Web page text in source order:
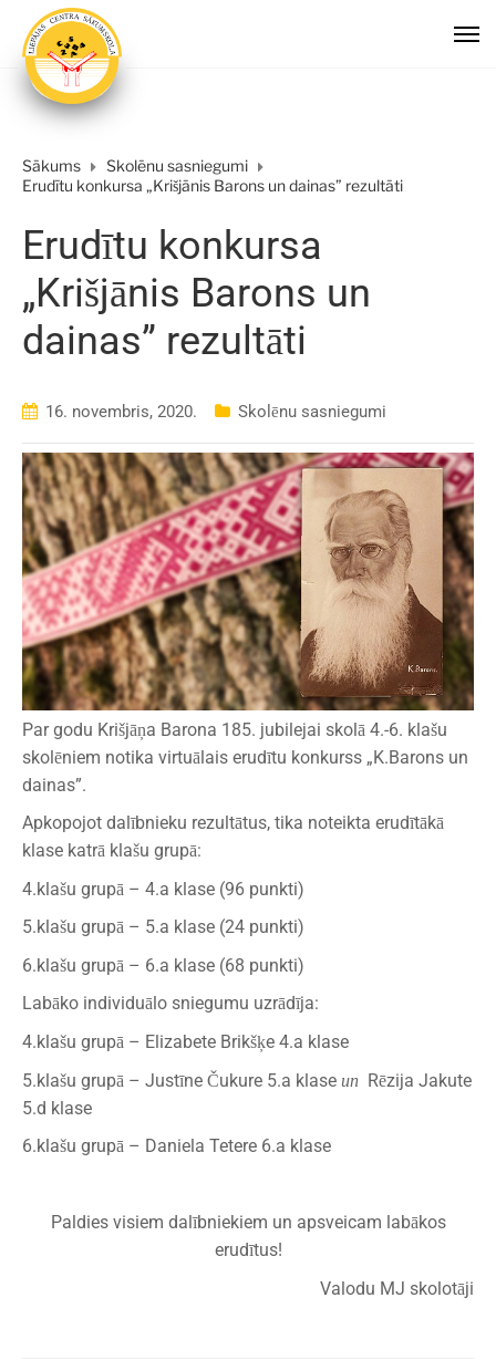
Sākums
Skolēnu sasniegumi
Erudītu konkursa „Krišjānis Barons un dainas” rezultāti
Erudītu konkursa
„Krišjānis Barons un
dainas” rezultāti
16. novembris, 2020. Skolēnu sasniegumi
Par godu Krišjāņa Barona 185. jubilejai skolā 4.-6. klašu
skolēniem notika virtuālais erudītu konkurss „K.Barons un
dainas”.
Apkopojot dalībnieku rezultātus, tika noteikta erudītākā
klase katrā klašu grupā:
4.klašu grupā – 4.a klase (96 punkti)
5.klašu grupā – 5.a klase (24 punkti)
6.klašu grupā – 6.a klase (68 punkti)
Labāko individuālo sniegumu uzrādīja:
4.klašu grupā – Elizabete Brikšķe 4.a klase
5.klašu grupā – Justīne Čukure 5.a klase un Rēzija Jakute
5.d klase
6.klašu grupā – Daniela Tetere 6.a klase
Paldies visiem dalībniekiem un apsveicam labākos
erudītus!
Valodu MJ skolotāji